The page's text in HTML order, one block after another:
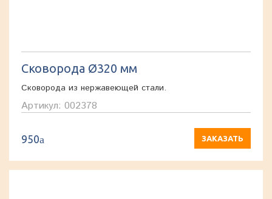
Сковорода Ø320 мм
Сковорода из нержавеющей стали.
Артикул: 002378
950a ЗАКАЗАТЬ